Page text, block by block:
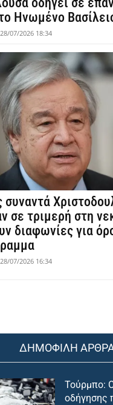
Ηνωμένο
28/07/2026 18:34
συναντά
σε τριμερή στη
διαφωνίες για
28/07/2026 16:34
ΔΗΜΟΦΙΛΗ
Τούρμπο:
οδήγησης